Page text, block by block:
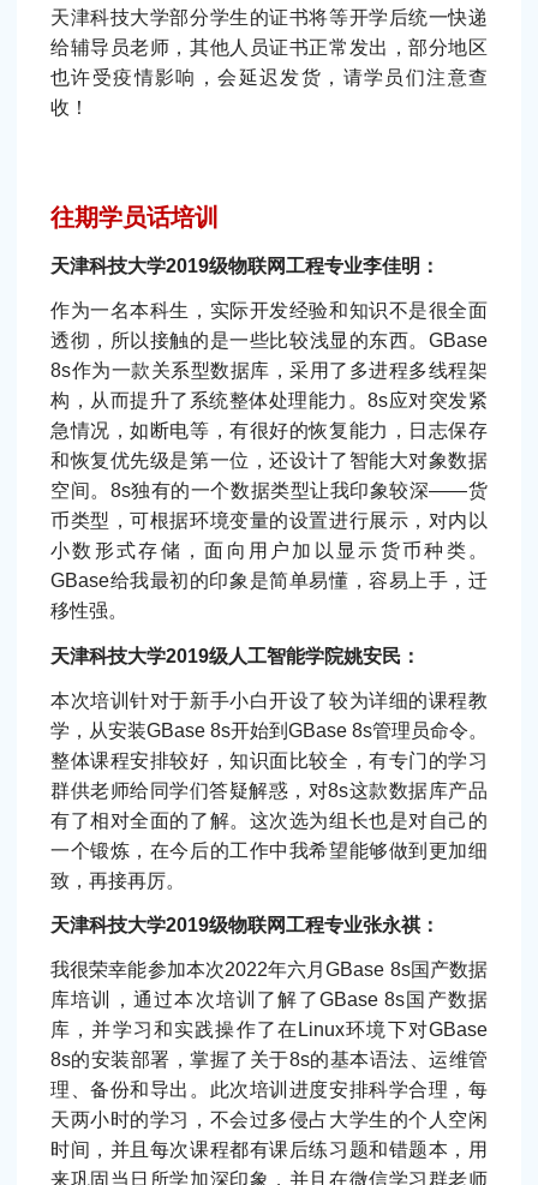
天津科技大学部分学生的证书将等开学后统一快递
给辅导员老师，其他人员证书正常发出，部分地区
也许受疫情影响，会延迟发货，请学员们注意查
收！
往期学员话培训
天津科技大学2019级物联网工程专业李佳明：
作为一名本科生，实际开发经验和知识不是很全面
透彻，所以接触的是一些比较浅显的东西。GBase
8s作为一款关系型数据库，采用了多进程多线程架
构，从而提升了系统整体处理能力。8s应对突发紧
急情况，如断电等，有很好的恢复能力，日志保存
和恢复优先级是第一位，还设计了智能大对象数据
空间。8s独有的一个数据类型让我印象较深——货
币类型，可根据环境变量的设置进行展示，对内以
小数形式存储，面向用户加以显示货币种类。
GBase给我最初的印象是简单易懂，容易上手，迁
移性强。
天津科技大学2019级人工智能学院姚安民：
本次培训针对于新手小白开设了较为详细的课程教
学，从安装GBase 8s开始到GBase 8s管理员命令。
整体课程安排较好，知识面比较全，有专门的学习
群供老师给同学们答疑解惑，对8s这款数据库产品
有了相对全面的了解。这次选为组长也是对自己的
一个锻炼，在今后的工作中我希望能够做到更加细
致，再接再厉。
天津科技大学2019级物联网工程专业张永祺：
我很荣幸能参加本次2022年六月GBase 8s国产数据
库培训，通过本次培训了解了GBase 8s国产数据
库，并学习和实践操作了在Linux环境下对GBase
8s的安装部署，掌握了关于8s的基本语法、运维管
理、备份和导出。此次培训进度安排科学合理，每
天两小时的学习，不会过多侵占大学生的个人空闲
时间，并且每次课程都有课后练习题和错题本，用
来巩固当日所学加深印象，并且在微信学习群老师